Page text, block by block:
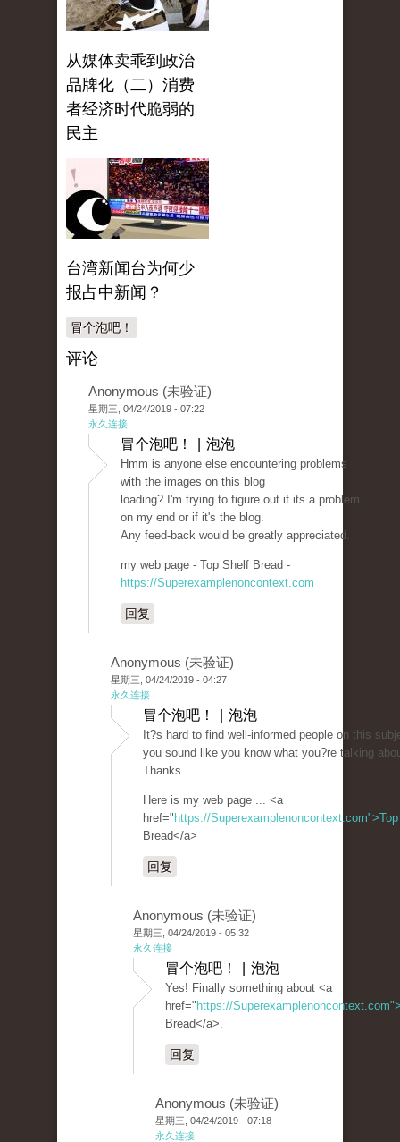
从媒体卖乖到政治
品牌化（二）消费
者经济时代脆弱的
民主
台湾新闻台为何少
报占中新闻？
冒个泡吧！
评论
Anonymous (未验证)
星期三, 04/24/2019 - 07:22
永久连接
冒个泡吧！ | 泡泡
Hmm is anyone else encountering problems
with the images on this blog
loading? I'm trying to figure out if its a problem
on my end or if it's the blog.
Any feed-back would be greatly appreciated.
my web page - Top Shelf Bread -
https://Superexamplenoncontext.com
回复
Anonymous (未验证)
星期三, 04/24/2019 - 04:27
永久连接
冒个泡吧！ | 泡泡
It?s hard to find well-informed people on this
you sound like you know what you?re talking
Thanks
Here is my web page ... <a
href=" https://Superexamplenoncontext.com">Top
Bread</a>
回复
Anonymous (未验证)
星期三, 04/24/2019 - 05:32
永久连接
冒个泡吧！ | 泡泡
Yes! Finally something about <a
href=" https://
Bread</a>.
回复
Anonymous (未验证)
星期三, 04/24/2019 - 07:18
永久连接